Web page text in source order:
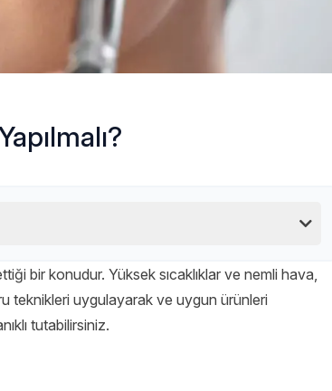
bir konudur. Yüksek sıcaklıklar ve nemli hava,
teknikleri uygulayarak ve uygun ürünleri
tutabilirsiniz.